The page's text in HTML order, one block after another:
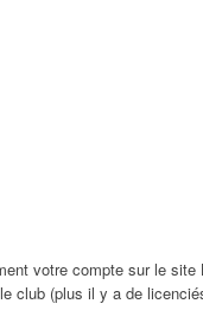
votre compte sur le
club (plus il y a de